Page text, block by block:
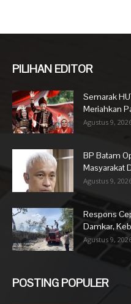
PILIHAN EDITOR
Semarak
Meriahkan
Agustus 9,
BP Batam
Masyarakat
Agustus 9,
Respons
Damkar,
Agustus 9,
POSTING POPULER